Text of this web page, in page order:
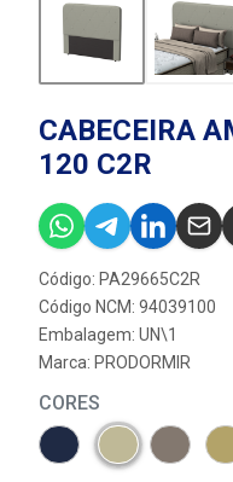
CABECEIRA
120 C2R
Código: PA29665C2R
Código NCM: 94039100
Embalagem: UN\1
Marca: PRODORMIR
CORES